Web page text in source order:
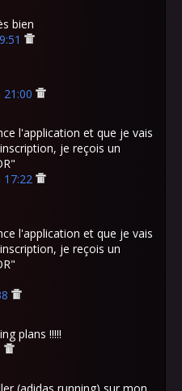
bien
l'application et que je vais
je reçois un
17:22
l'application et que je vais
je reçois un
plans !!!!!